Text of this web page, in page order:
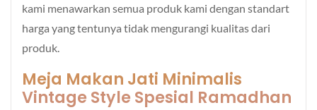
kami menawarkan semua produk kami dengan standart
harga yang tentunya tidak mengurangi kualitas dari
produk.
Meja Makan Jati Minimalis
Vintage Style Spesial Ramadhan